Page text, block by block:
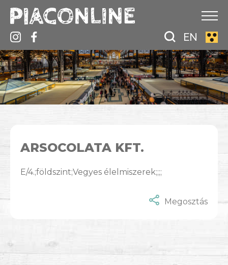
EN
ARSOCOLATA KFT.
E/4.;földszint;Vegyes élelmiszerek;;;;
Megosztás